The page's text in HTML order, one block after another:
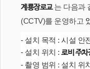
계룡장로교는 다음과
(CCTV)를 운영하고
- 설치 목적 : 시설 안
- 설치 위치 : 로비 주차
- 촬영 범위 : 설치 위